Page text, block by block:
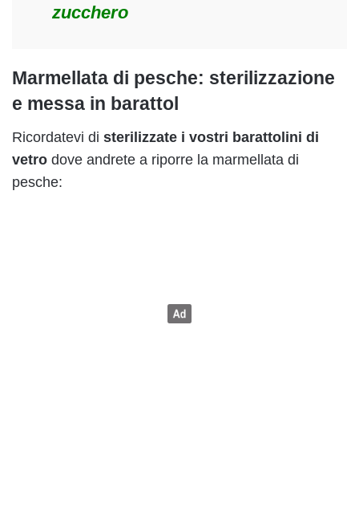
zucchero
Marmellata di pesche: sterilizzazione
e messa in barattol
Ricordatevi di sterilizzate i vostri barattolini di
vetro dove andrete a riporre la marmellata di
pesche: